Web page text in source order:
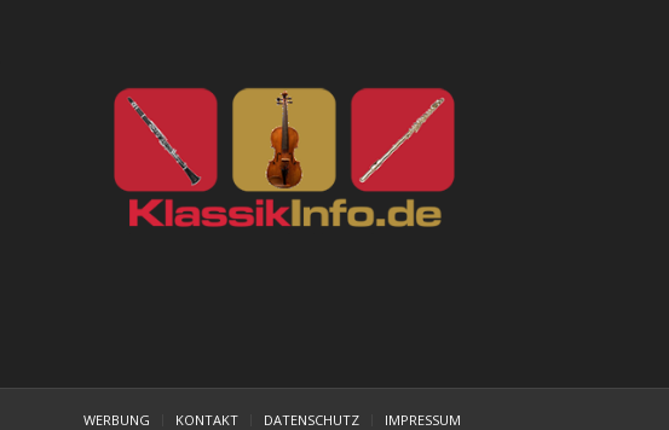
WERBUNG KONTAKT DATENSCHUTZ IMPRESSUM